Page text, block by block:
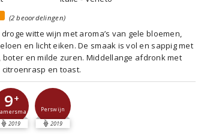
(2 beoordelingen)
witte wijn met aroma’s van gele bloemen,
en licht eiken. De smaak is vol en sappig met
boter en milde zuren. Middellange afdronk met
en toast.
9+
2019
Perswijn
2019